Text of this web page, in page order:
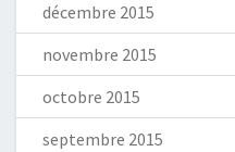
décembre 2015
novembre 2015
octobre 2015
septembre 2015